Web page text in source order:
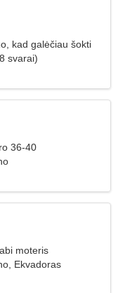
kad galėčiau šokti
svarai)
36-40
moteris
Ekvadoras